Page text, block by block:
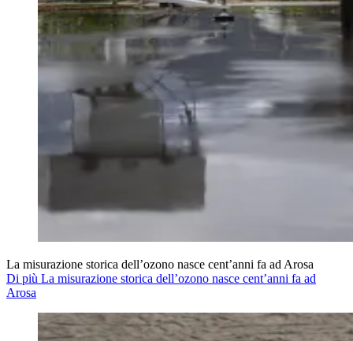
La misurazione storica dell’ozono nasce cent’anni fa ad Arosa
Di più La misurazione storica dell’ozono nasce cent’anni fa ad
Arosa